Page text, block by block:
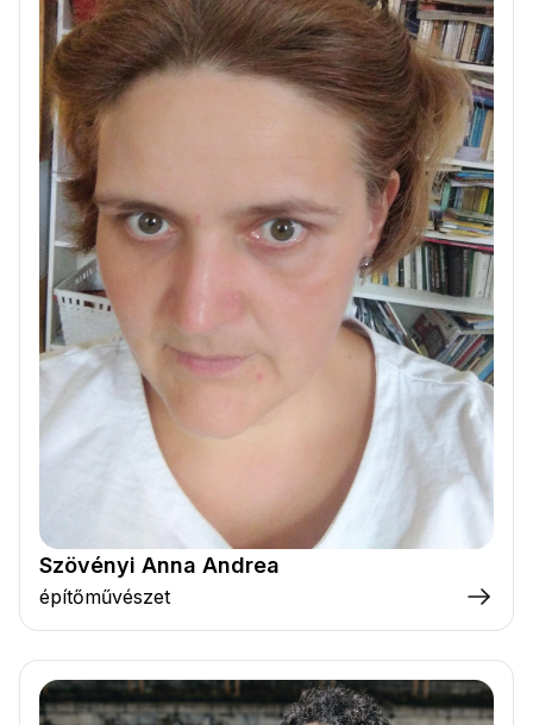
Szövényi Anna Andrea
építőművészet